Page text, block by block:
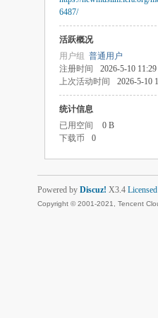
6487/
活跃概况
用户组 普通用户
注册时间
2026-5-10 11:29
上次活动时间
2026-5-10
统计信息
已用空间
0 B
下载币
0
Powered by Discuz! X3.4 Licensed
Copyright © 2001-2021, Tencent